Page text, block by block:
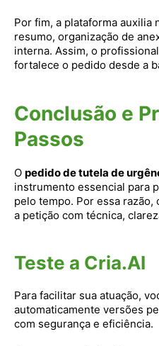
Por fim, a plataforma auxilia
resumo, organização de
interna. Assim, o
fortalece o pedido desde a
Conclusão e
Passos
O pedido de tutela de
instrumento essencial para
pelo tempo. Por essa
a petição com técnica,
Teste a Cria.AI
Para facilitar sua atuação,
automaticamente versões
com segurança e eficiência.